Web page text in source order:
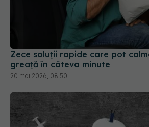
Zece soluții rapide care pot
greață în câteva minute
20 mai 2026, 08:50